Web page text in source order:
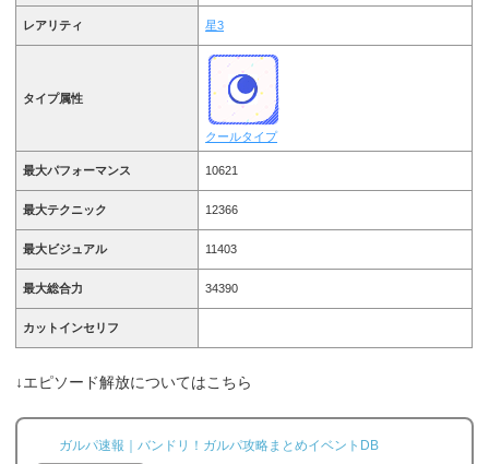
レアリティ 星3
タイプ属性
クールタイプ
最大パフォーマンス 10621
最大テクニック 12366
最大ビジュアル 11403
最大総合力 34390
カットインセリフ
↓エピソード解放についてはこちら
ガルパ速報｜バンドリ！ガルパ攻略まとめイベントDB